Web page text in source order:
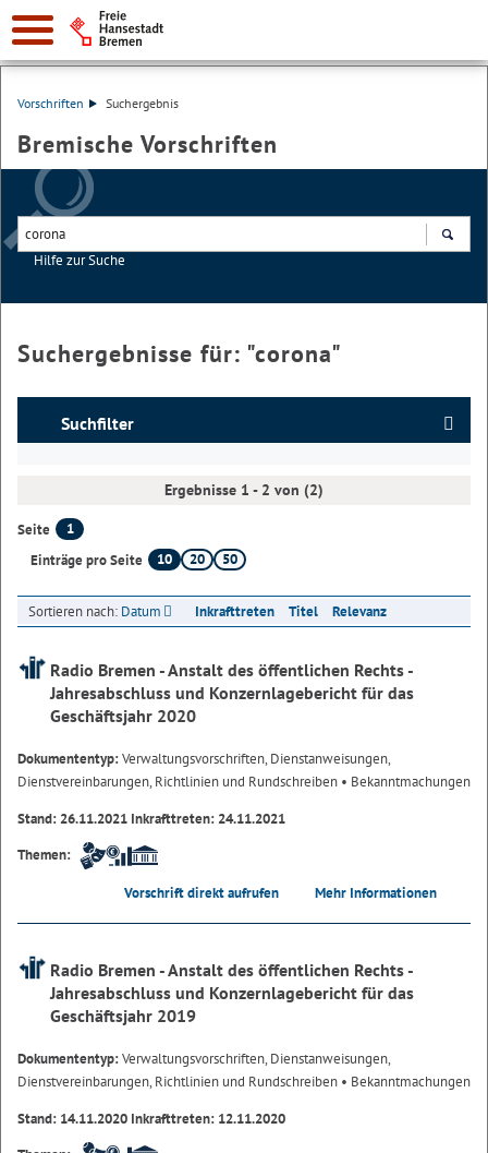
Vorschriften Suchergebnis
Bremische Vorschriften
Hilfe zur Suche
Suchergebnisse für: "corona"
Suchfilter
Ergebnisse 1 - 2 von (2)
Seite
1
Einträge pro Seite
10 20 50
Sortieren nach: Datum Inkrafttreten Titel Relevanz
Radio Bremen - Anstalt des öffentlichen Rechts -
Jahresabschluss und Konzernlagebericht für das
Geschäftsjahr 2020
Dokumententyp:Verwaltungsvorschriften, Dienstanweisungen,
Dienstvereinbarungen, Richtlinien und Rundschreiben • Bekanntmachungen
Stand: 26.11.2021 Inkrafttreten: 24.11.2021
Themen:
Vorschrift direkt aufrufen Mehr Informationen
Radio Bremen - Anstalt des öffentlichen Rechts -
Jahresabschluss und Konzernlagebericht für das
Geschäftsjahr 2019
Dokumententyp:Verwaltungsvorschriften, Dienstanweisungen,
Dienstvereinbarungen, Richtlinien und Rundschreiben • Bekanntmachungen
Stand: 14.11.2020 Inkrafttreten: 12.11.2020